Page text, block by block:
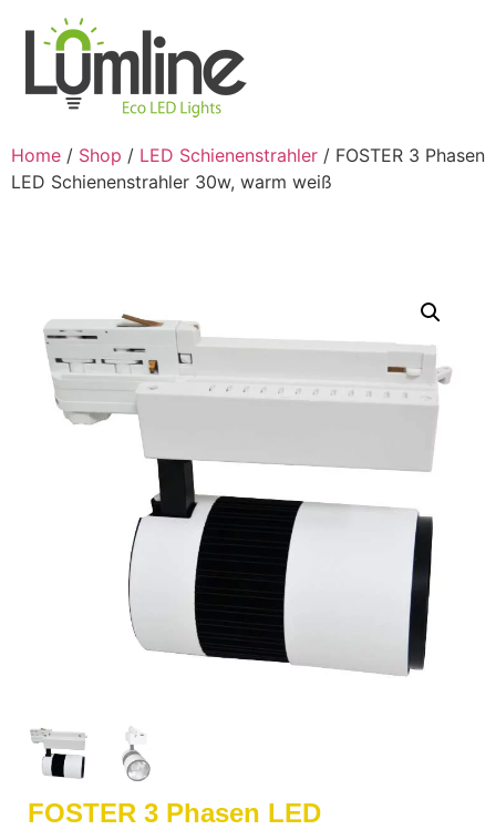
Home / Shop / LED Schienenstrahler / FOSTER 3 Phasen
LED Schienenstrahler 30w, warm weiß
FOSTER 3 Phasen LED